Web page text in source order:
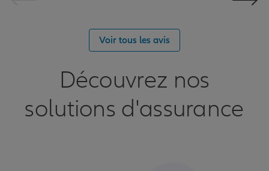
Voir tous les avis
Découvrez nos
solutions d'assurance